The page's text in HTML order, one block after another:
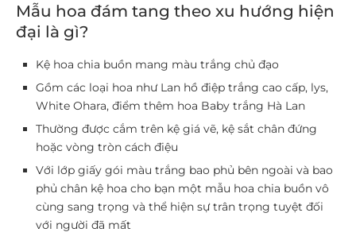
Mẫu hoa đám tang theo xu hướng hiện
đại là gì?
Kệ hoa chia buồn mang màu trắng chủ đạo
Gồm các loại hoa như Lan hồ điệp trắng cao cấp, lys,
White Ohara, điểm thêm hoa Baby trắng Hà Lan
Thường được cắm trên kệ giá vẽ, kệ sắt chân đứng
hoặc vòng tròn cách điệu
Với lớp giấy gói màu trắng bao phủ bên ngoài và bao
phủ chân kệ hoa cho bạn một mẫu hoa chia buồn vô
cùng sang trọng và thể hiện sự trân trọng tuyệt đối
với người đã mất